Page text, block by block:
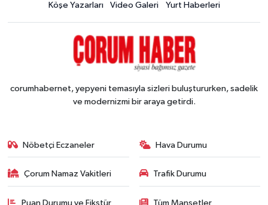
Köşe Yazarları
Video Galeri Yurt Haberleri
corumhabernet, yepyeni temasıyla sizleri buluştururken, sadelik
ve modernizmi bir araya getirdi.
Nöbetçi Eczaneler Hava Durumu
Çorum Namaz Vakitleri Trafik Durumu
Puan Durumu ve Fikstür Tüm Manşetler